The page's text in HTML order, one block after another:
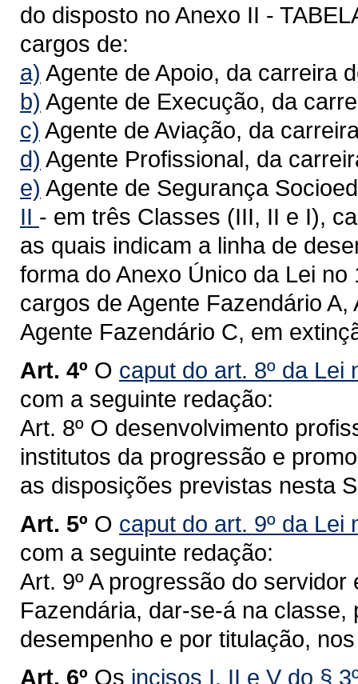
do disposto no Anexo II -
cargos de:
a) Agente de Apoio, da carreira
b) Agente de Execução, da
c) Agente de Aviação, da
d) Agente Profissional, da
e) Agente de Segurança
II - em três Classes (III, II e I),
as quais indicam a linha de
forma do Anexo Único da Lei
cargos de Agente Fazendário
Agente Fazendário C, em
Art. 4º O caput do art. 8º da Lei
com a seguinte redação:
Art. 8º O desenvolvimento
institutos da progressão e
as disposições previstas nesta
Art. 5º O caput do art. 9º da Lei
com a seguinte redação:
Art. 9º A progressão do
Fazendária, dar-se-á na
desempenho e por titulação,
Art. 6º Os incisos I, II e V do §